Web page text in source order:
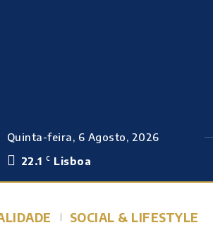
Quinta-feira, 6 Agosto, 2026
22.1 C Lisboa
SOCIAL & LIFESTYLE